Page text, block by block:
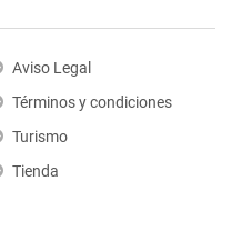
Aviso Legal
Términos y condiciones
Turismo
Tienda